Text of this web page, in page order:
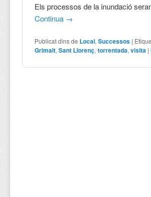
Els processos de la inundació
Continua →
Publicat dins de Local,Successos |
Grimalt,Sant Llorenç,torrentada,visita |